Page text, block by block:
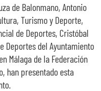
de Balonmano, Antonio
Turismo y Deporte,
de Deportes, Cristóbal
Deportes del Ayuntamiento
Málaga de la Federación
han presentado esta